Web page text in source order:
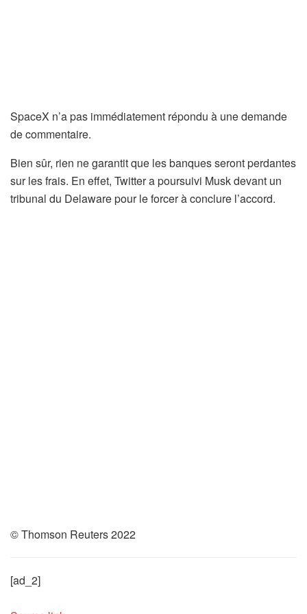
SpaceX n’a ​​pas immédiatement répondu à une demande
de commentaire.
Bien sûr, rien ne garantit que les banques seront perdantes
sur les frais. En effet, Twitter a poursuivi Musk devant un
tribunal du Delaware pour le forcer à conclure l’accord.
© Thomson Reuters 2022
[ad_2]